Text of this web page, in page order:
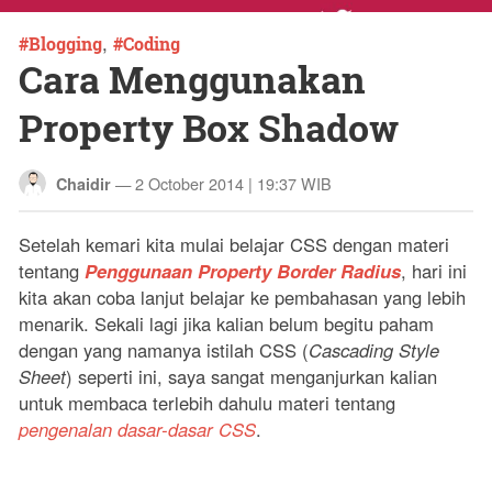
Blogging, Coding
Cara Menggunakan
Property Box Shadow
Chaidir —2 October 2014 | 19:37 WIB
Setelah kemari kita mulai belajar CSS dengan materi
tentang Penggunaan Property Border Radius, hari ini
kita akan coba lanjut belajar ke pembahasan yang lebih
menarik. Sekali lagi jika kalian belum begitu paham
dengan yang namanya istilah CSS (Cascading Style
Sheet) seperti ini, saya sangat menganjurkan kalian
untuk membaca terlebih dahulu materi tentang
pengenalan dasar-dasar CSS.